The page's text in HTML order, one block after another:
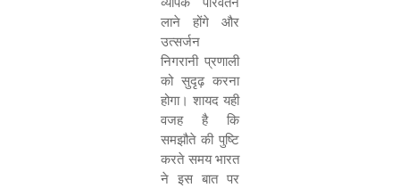
लाने होंगे और
उत्सर्जन
निगरानी प्रणाली
को सुदृढ़ करना
होगा। शायद यही
वजह है कि
समझौते की पुष्टि
करते समय भारत
ने इस बात पर